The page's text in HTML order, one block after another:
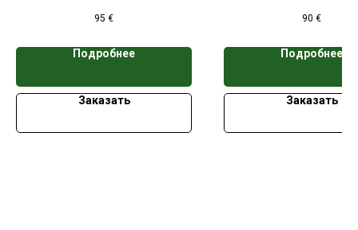
кассет
95 €
Подробнее
Заказать
кассет
90 €
Подробнее
Заказать